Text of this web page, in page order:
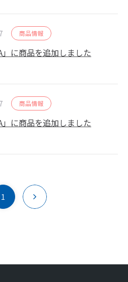
商品情報
」に商品を追加しました
商品情報
」に商品を追加しました
1